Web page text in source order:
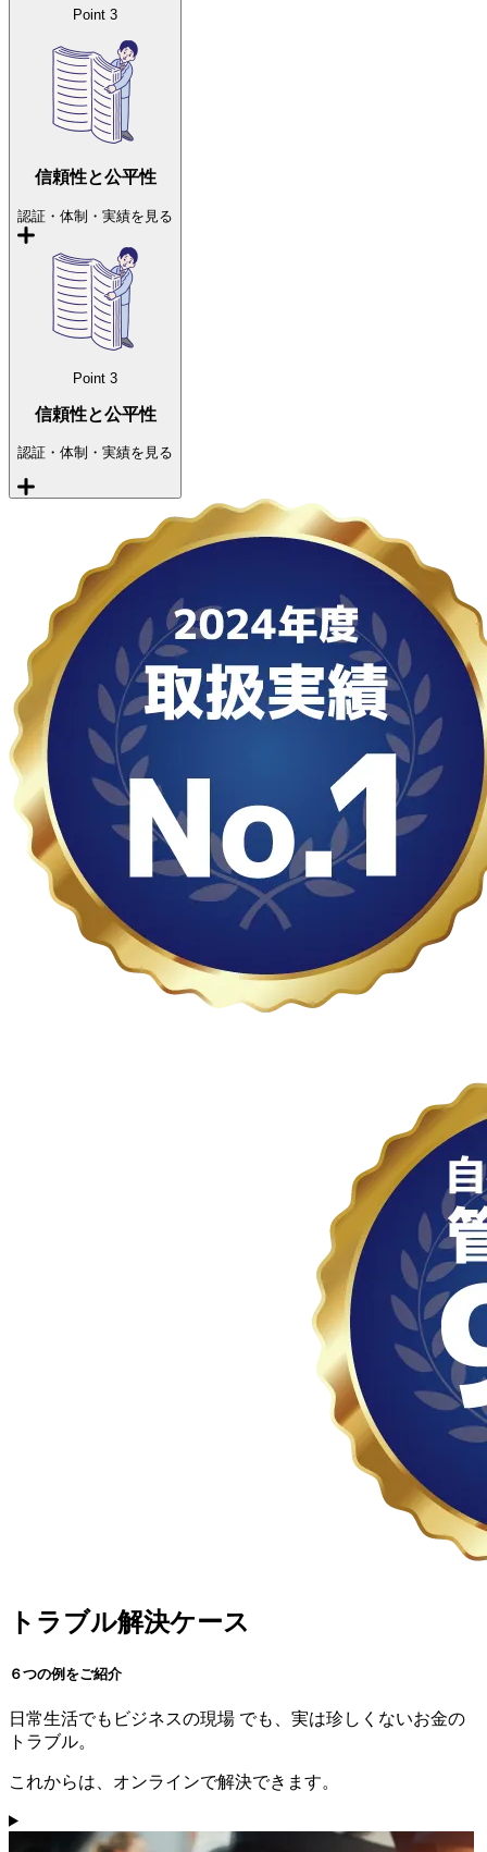
Point 3
信頼性と公平性
認証・体制・実績を見る
Point 3
信頼性と公平性
認証・体制・実績を見る
トラブル解決ケース
６つの例をご紹介
日常生活でも ビジネスの現場 でも、実は珍しくないお金の
トラブル。
これからは、オンラインで解決できます。